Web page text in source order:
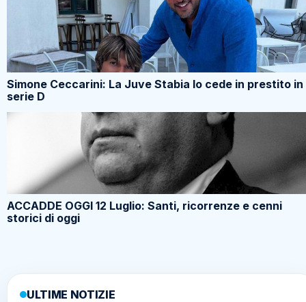
Simone Ceccarini: La Juve Stabia lo cede in prestito in
serie D
ACCADDE OGGI 12 Luglio: Santi, ricorrenze e cenni
storici di oggi
ULTIME NOTIZIE